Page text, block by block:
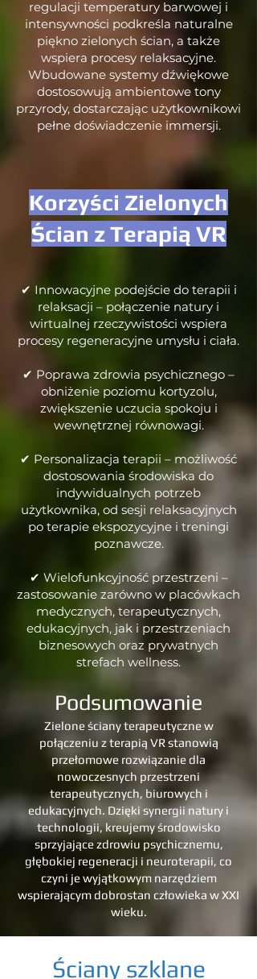
regulacji temperatury barwowej i
intensywności podkreśla naturalne
piękno zielonych ścian, a także
wspiera procesy relaksacyjne.
Wbudowane systemy dźwiękowe
dostosowują ambientowe tony
przyrody, dostarczając użytkownikowi
pełne doświadczenie immersji.
Korzyści Zielonych
Ścian z Terapią VR
✔ Innowacyjne podejście do terapii i
relaksacji – połączenie natury i
wirtualnej rzeczywistości wspiera
procesy regeneracyjne umysłu i ciała.
✔ Poprawa zdrowia psychicznego –
obniżenie poziomu kortyzolu,
zwiększenie uczucia spokoju i
wewnętrznej równowagi.
✔ Personalizacja terapii – możliwość
dostosowania środowiska do
indywidualnych potrzeb
użytkownika, od sesji relaksacyjnych
po terapie ekspozycyjne i treningi
poznawcze.
✔ Wielofunkcyjność przestrzeni –
zastosowanie zarówno w placówkach
medycznych, terapeutycznych,
edukacyjnych, jak i przestrzeniach
biznesowych oraz prywatnych
strefach wellness.
Podsumowanie
Zielone ściany terapeutyczne w
połączeniu z terapią VR stanowią
przełomowe rozwiązanie dla
nowoczesnych przestrzeni
terapeutycznych, biurowych i
edukacyjnych. Dzięki synergii natury i
technologii, kreujemy środowisko
sprzyjające zdrowiu psychicznemu,
głębokiej regeneracji i neuroterapii, co
czyni je wyjątkowym narzędziem
wspierającym dobrostan człowieka w XXI
wieku.
Ściany szklane